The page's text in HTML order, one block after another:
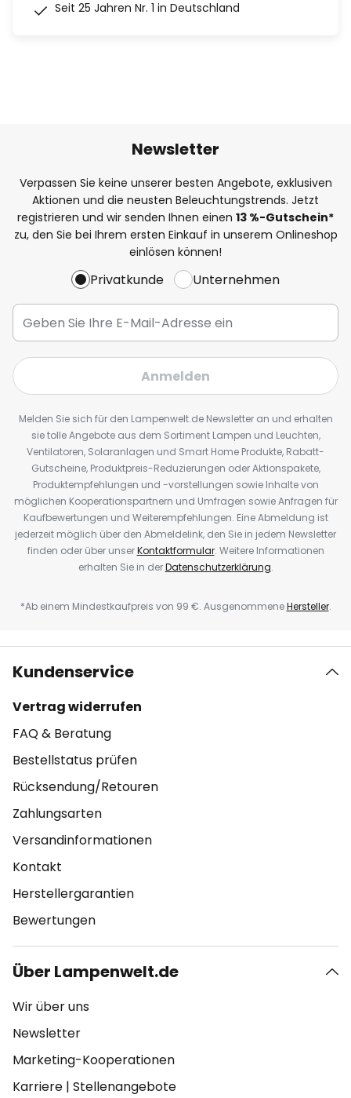
Seit 25 Jahren Nr. 1 in Deutschland
Newsletter
Verpassen Sie keine unserer besten Angebote, exklusiven
Aktionen und die neusten Beleuchtungstrends. Jetzt
registrieren und wir senden Ihnen einen 13 %-Gutschein*
zu, den Sie bei Ihrem ersten Einkauf in unserem Onlineshop
einlösen können!
Privatkunde Unternehmen
Anmelden
Melden Sie sich für den Lampenwelt.de Newsletter an und erhalten
sie tolle Angebote aus dem Sortiment Lampen und Leuchten,
Ventilatoren, Solaranlagen und Smart Home Produkte, Rabatt-
Gutscheine, Produktpreis-Reduzierungen oder Aktionspakete,
Produktempfehlungen und -vorstellungen sowie Inhalte von
möglichen Kooperationspartnern und Umfragen sowie Anfragen für
Kaufbewertungen und Weiterempfehlungen. Eine Abmeldung ist
jederzeit möglich über den Abmeldelink, den Sie in jedem Newsletter
finden oder über unserKontaktformular. Weitere Informationen
erhalten Sie in derDatenschutzerklärung.
*Ab einem Mindestkaufpreis von 99 €. AusgenommeneHersteller.
Kundenservice
Vertrag widerrufen
FAQ & Beratung
Bestellstatus prüfen
Rücksendung/Retouren
Zahlungsarten
Versandinformationen
Kontakt
Herstellergarantien
Bewertungen
Über Lampenwelt.de
Wir über uns
Newsletter
Marketing-Kooperationen
Karriere | Stellenangebote